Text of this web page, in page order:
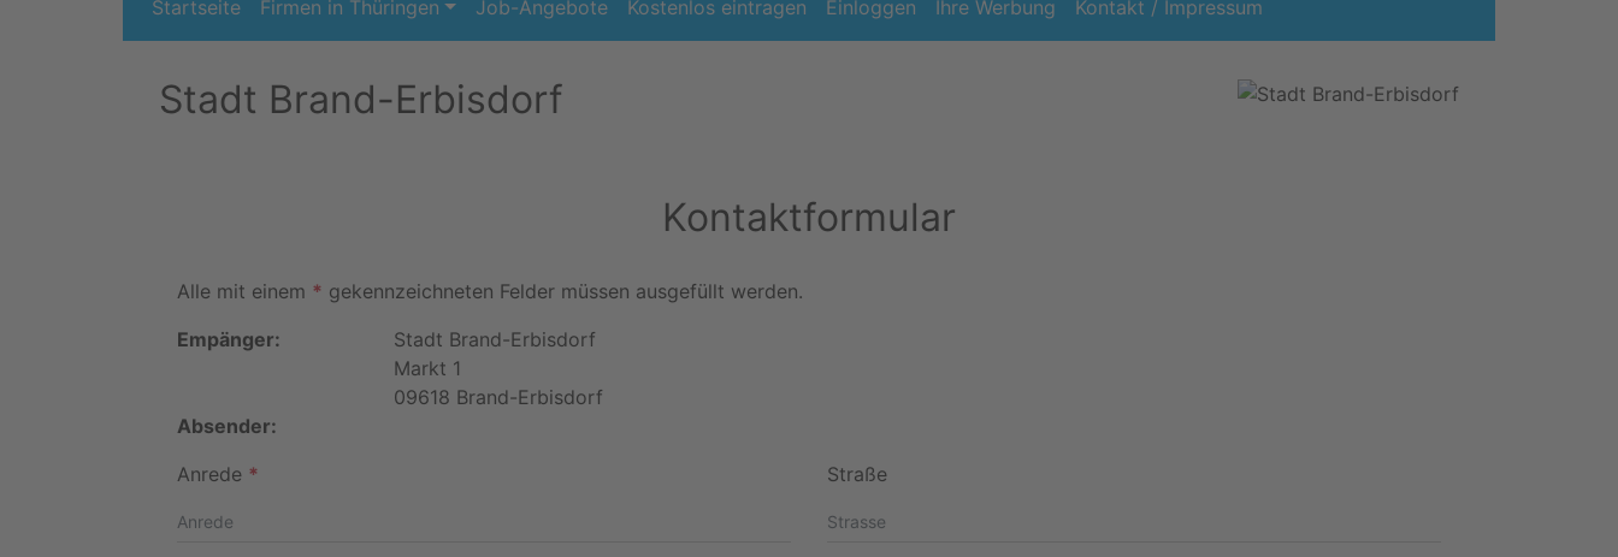
Startseite Firmen in Thüringen Job-Angebote Kostenlos eintragen Einloggen Ihre Werbung Kontakt / Impressum
Stadt Brand-Erbisdorf
Kontaktformular
Alle mit einem * gekennzeichneten Felder müssen ausgefüllt werden.
Empänger:
Stadt Brand-Erbisdorf
Markt 1
09618 Brand-Erbisdorf
Absender:
Anrede * Straße